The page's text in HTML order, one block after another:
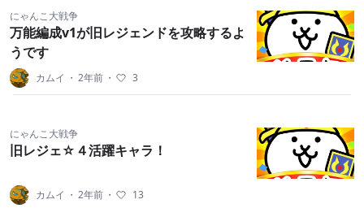
にゃんこ大戦争
万能編成v1が旧レジェンドを攻略するよ
うです
カムイ ・ 2年前 ・ 3
にゃんこ大戦争
旧レジェ☆４活躍キャラ！
カムイ ・ 2年前 ・ 13